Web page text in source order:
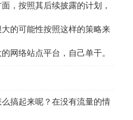
，按照其后续披露的计划，
的可能性按照这样的策略来
网络站点平台，自己单干。
搞起来呢？在没有流量的情